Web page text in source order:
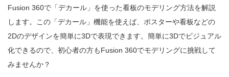
Fusion 360で「デカール」を使った看板のモデリング方法を解説
します。この「デカール」機能を使えば、ポスターや看板などの
2Dのデザインを簡単に3Dで表現できます。簡単に3Dでビジュアル
化できるので、初心者の方もFusion 360でモデリングに挑戦して
みませんか？